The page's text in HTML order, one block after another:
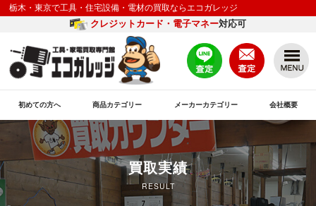
栃木・東京で工具・住宅設備・電材の買取ならエコガレッジ
クレジットカード・電子マネー対応可
初めての方へ 商品カテゴリー メーカーカテゴリー 会社概要
買取実績
RESULT